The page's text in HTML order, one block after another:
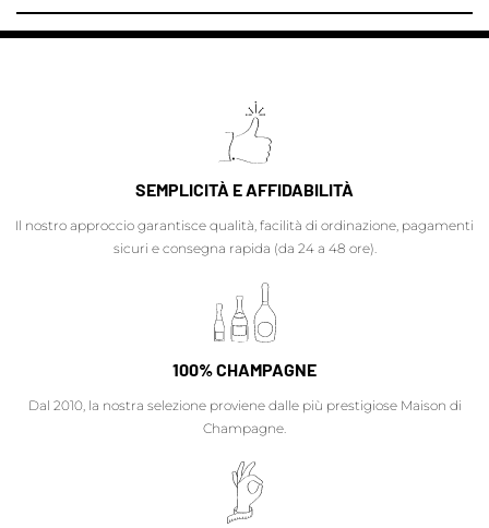
SEMPLICITÀ E AFFIDABILITÀ
Il nostro approccio garantisce qualità, facilità di ordinazione, pagamenti
sicuri e consegna rapida (da 24 a 48 ore).
100% CHAMPAGNE
Dal 2010, la nostra selezione proviene dalle più prestigiose Maison di
Champagne.